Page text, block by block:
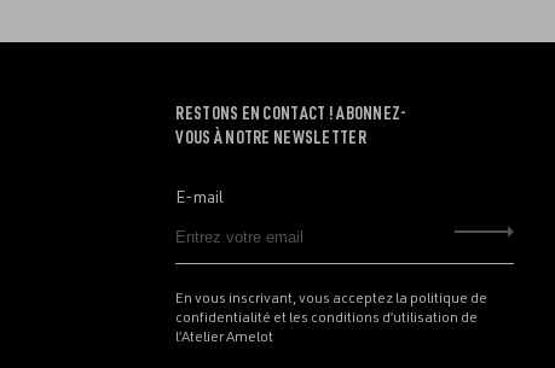
RESTONS EN CONTACT ! ABONNEZ-
VOUS À NOTRE NEWSLETTER
E-mail
En vous inscrivant, vous acceptez la politique de
confidentialité et les conditions d’utilisation de
l’Atelier Amelot